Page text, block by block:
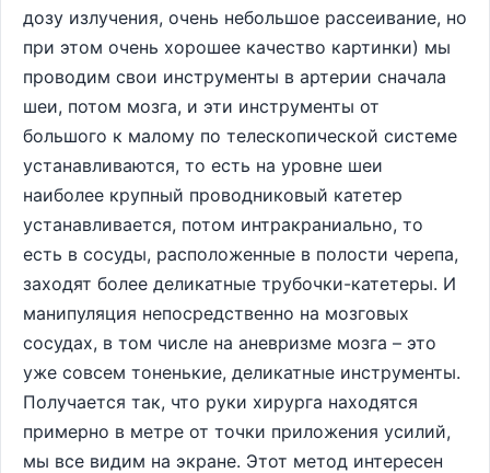
дозу излучения, очень небольшое рассеивание, но
при этом очень хорошее качество картинки) мы
проводим свои инструменты в артерии сначала
шеи, потом мозга, и эти инструменты от
большого к малому по телескопической системе
устанавливаются, то есть на уровне шеи
наиболее крупный проводниковый катетер
устанавливается, потом интракраниально, то
есть в сосуды, расположенные в полости черепа,
заходят более деликатные трубочки-катетеры. И
манипуляция непосредственно на мозговых
сосудах, в том числе на аневризме мозга – это
уже совсем тоненькие, деликатные инструменты.
Получается так, что руки хирурга находятся
примерно в метре от точки приложения усилий,
мы все видим на экране. Этот метод интересен